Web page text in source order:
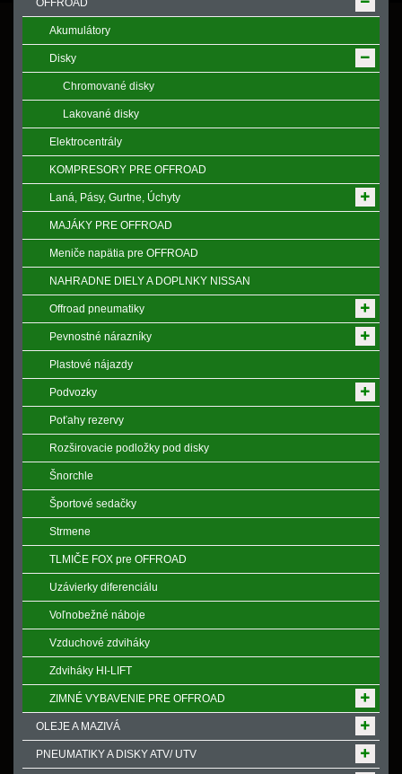
OFFROAD
Akumulátory
Disky
Chromované disky
Lakované disky
Elektrocentrály
KOMPRESORY PRE OFFROAD
Laná, Pásy, Gurtne, Úchyty
MAJÁKY PRE OFFROAD
Meniče napӓtia pre OFFROAD
NAHRADNE DIELY A DOPLNKY NISSAN
Offroad pneumatiky
Pevnostné nárazníky
Plastové nájazdy
Podvozky
Poťahy rezervy
Rozširovacie podložky pod disky
Šnorchle
Športové sedačky
Strmene
TLMIČE FOX pre OFFROAD
Uzávierky diferenciálu
Voľnobežné náboje
Vzduchové zdviháky
Zdviháky HI-LIFT
ZIMNÉ VYBAVENIE PRE OFFROAD
OLEJE A MAZIVÁ
PNEUMATIKY A DISKY ATV/ UTV